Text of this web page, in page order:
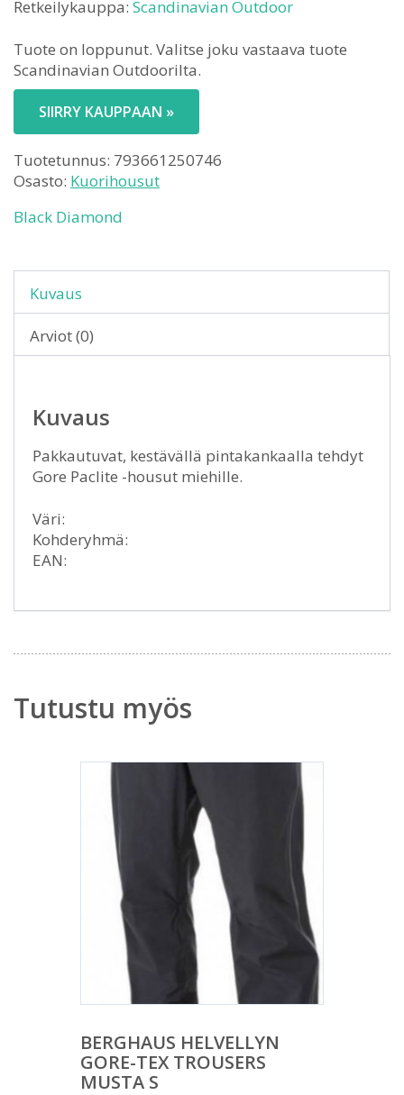
Retkeilykauppa: Scandinavian Outdoor
Tuote on loppunut. Valitse joku vastaava tuote
Scandinavian Outdoorilta.
SIIRRY KAUPPAAN »
Tuotetunnus: 793661250746
Osasto: Kuorihousut
Black Diamond
Kuvaus
Arviot (0)
Kuvaus
Pakkautuvat, kestävällä pintakankaalla tehdyt
Gore Paclite -housut miehille.
Väri:
Kohderyhmä:
EAN:
Tutustu myös
BERGHAUS HELVELLYN
GORE-TEX TROUSERS
MUSTA S